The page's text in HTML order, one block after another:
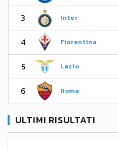
3 Inter
4 Fiorentina
5 Lazio
6 Roma
ULTIMI RISULTATI